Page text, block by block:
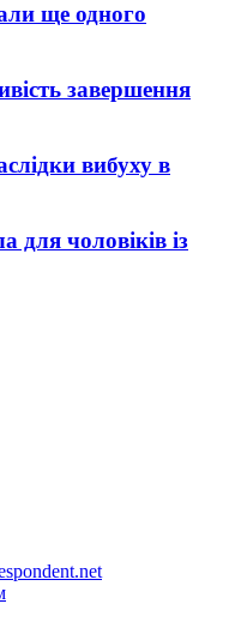
ще одного
завершення
вибуху в
для чоловіків із